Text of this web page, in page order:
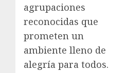
agrupaciones
reconocidas que
prometen un
ambiente lleno de
alegría para todos.